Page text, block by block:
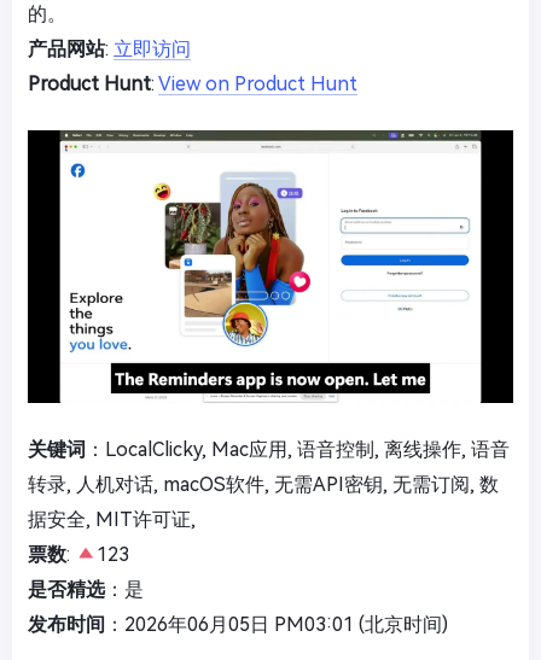
的。
产品网站: 立即访问
Product Hunt: View on Product Hunt
关键词 ：LocalClicky, Mac应用, 语音控制, 离线操作, 语音
转录, 人机对话, macOS软件, 无需API密钥, 无需订阅, 数
据安全, MIT许可证,
票数:
123
是否精选：是
发布时间 ：2026年06月05日 PM03:01 (北京时间)